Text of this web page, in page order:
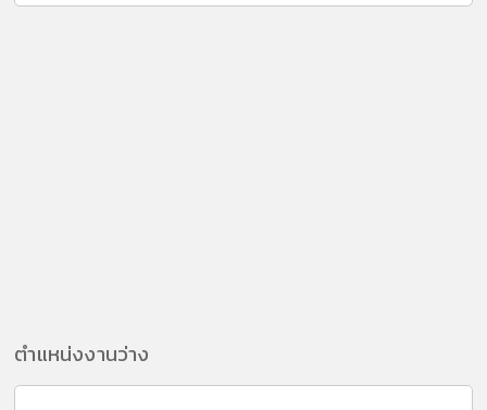
ตำแหน่งงานว่าง